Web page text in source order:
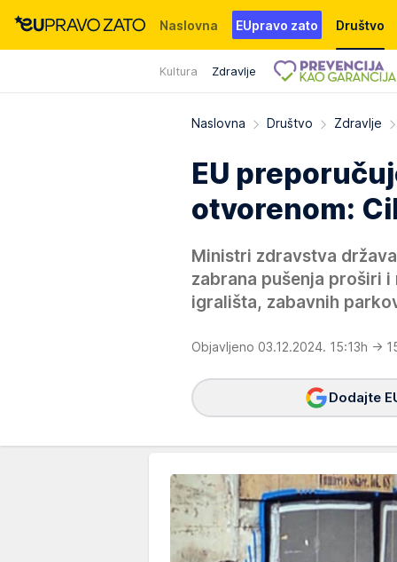
Naslovna EUpravo zato Društvo
Kultura Zdravlje
Događaji News WMG fondacija
Naslovna Društvo Zdravlje
EU
otvorenom:
Ministri zdravstva
zabrana pušenja proširi
igrališta, zabavnih
Objavljeno 03.12.2024. 15:13h →
Dodajte